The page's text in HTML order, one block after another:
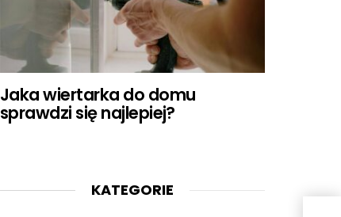
Jaka wiertarka do domu
sprawdzi się najlepiej?
KATEGORIE